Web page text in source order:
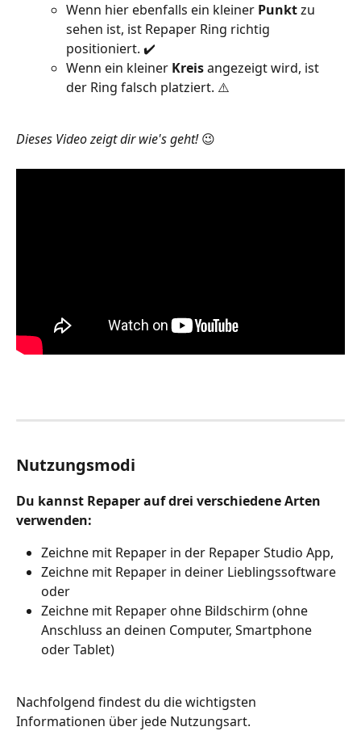
Wenn hier ebenfalls ein kleiner Punkt zu
sehen ist, ist Repaper Ring richtig
positioniert. ✔️
Wenn ein kleiner Kreis angezeigt wird, ist
der Ring falsch platziert. ⚠️
Dieses Video zeigt dir wie's geht! 😉
Nutzungsmodi
Du kannst Repaper auf drei verschiedene Arten
verwenden:
Zeichne mit Repaper in der Repaper Studio App,
Zeichne mit Repaper in deiner Lieblingssoftware
oder
Zeichne mit Repaper ohne Bildschirm (ohne
Anschluss an deinen Computer, Smartphone
oder Tablet)
Nachfolgend findest du die wichtigsten
Informationen über jede Nutzungsart.